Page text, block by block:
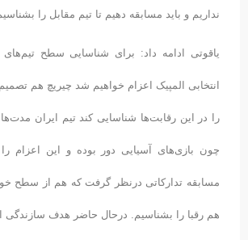
نداریم و باید مسابقه دهیم تا تیم مقابل را
یاقوتی ادامه داد: برای شناسایی سطح
انتخابی المپیک اعزام خواهیم شد چیریچ هم
را در این رقابت‌ها شناسایی کند تیم ایران مدت‌ها
چون بازی‌های آسیایی دور بوده و این اعزام
مسابقه تدارکاتی درنظر گرفت که هم از سطح
هم رقبا را بشناسیم. درحال حاضر هدف سازندگی